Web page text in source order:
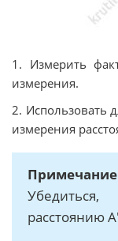
1. Измерить
измерения.
2. Использовать
измерения
Примечание
расстоянию